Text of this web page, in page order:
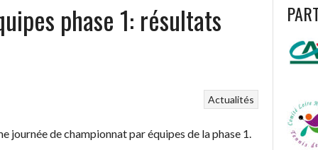
phase 1: résultats
Actualités
journée de championnat par équipes de la phase 1.